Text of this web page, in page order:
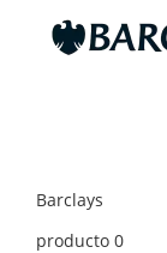
Barclays
producto 0